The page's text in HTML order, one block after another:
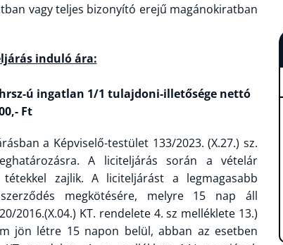
vagy teljes bizonyító erejű magánokiratban
induló ára:
ú ingatlan 1/1 tulajdoni-illetősége nettó
Ft
a Képviselő-testület 133/2023. (X.27.) sz.
A liciteljárás során a vételár
tétekkel zajlik. A liciteljárást a legmagasabb
megkötésére, melyre 15 nap áll
2016.(X.04.) KT. rendelete 4. sz melléklete 13.)
jön létre 15 napon belül, abban az esetben